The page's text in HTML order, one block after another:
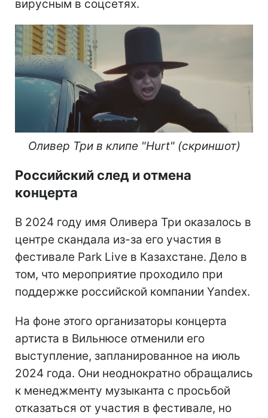
вирусным в соцсетях.
Оливер Три в клипе "Hurt" (скриншот)
Российский след и отмена
концерта
В 2024 году имя Оливера Три оказалось в
центре скандала из-за его участия в
фестивале Park Live в Казахстане. Дело в
том, что мероприятие проходило при
поддержке российской компании Yandex.
На фоне этого организаторы концерта
артиста в Вильнюсе отменили его
выступление, запланированное на июль
2024 года. Они неоднократно обращались
к менеджменту музыканта с просьбой
отказаться от участия в фестивале, но